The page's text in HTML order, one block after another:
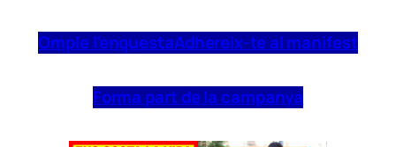
Omple l’enquestaAdhereix-te al manifest
Forma part de la campanya